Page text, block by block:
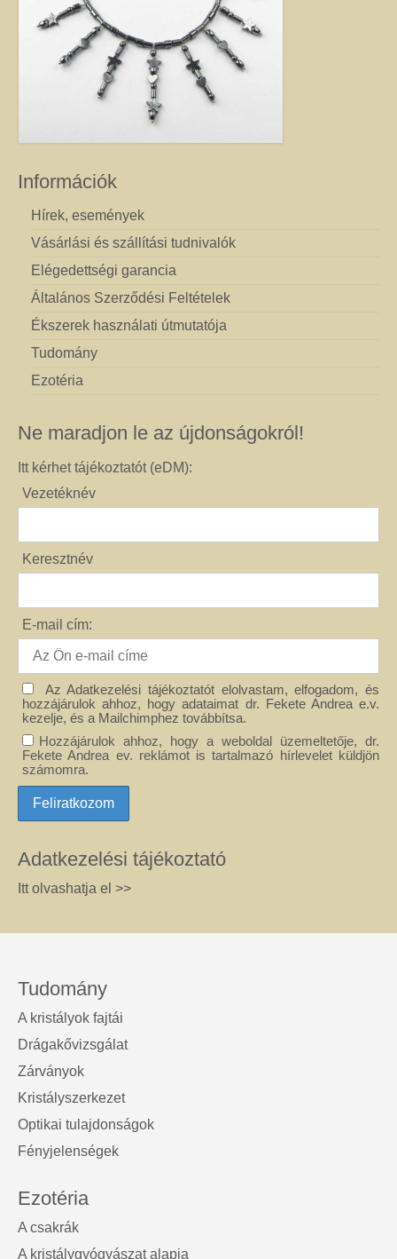
Információk
Hírek, események
Vásárlási és szállítási tudnivalók
Elégedettségi garancia
Általános Szerződési Feltételek
Ékszerek használati útmutatója
Tudomány
Ezotéria
Ne maradjon le az újdonságokról!
Itt kérhet tájékoztatót (eDM):
Vezetéknév
Keresztnév
E-mail cím:
Az Adatkezelési tájékoztatót elolvastam, elfogadom, és
hozzájárulok ahhoz, hogy adataimat dr. Fekete Andrea e.v.
kezelje, és a Mailchimphez továbbítsa.
Hozzájárulok ahhoz, hogy a weboldal üzemeltetője, dr.
Fekete Andrea ev. reklámot is tartalmazó hírlevelet küldjön
számomra.
Adatkezelési tájékoztató
Itt olvashatja el >>
Tudomány
A kristályok fajtái
Drágakővizsgálat
Zárványok
Kristályszerkezet
Optikai tulajdonságok
Fényjelenségek
Ezotéria
A csakrák
A kristálygyógyászat alapja